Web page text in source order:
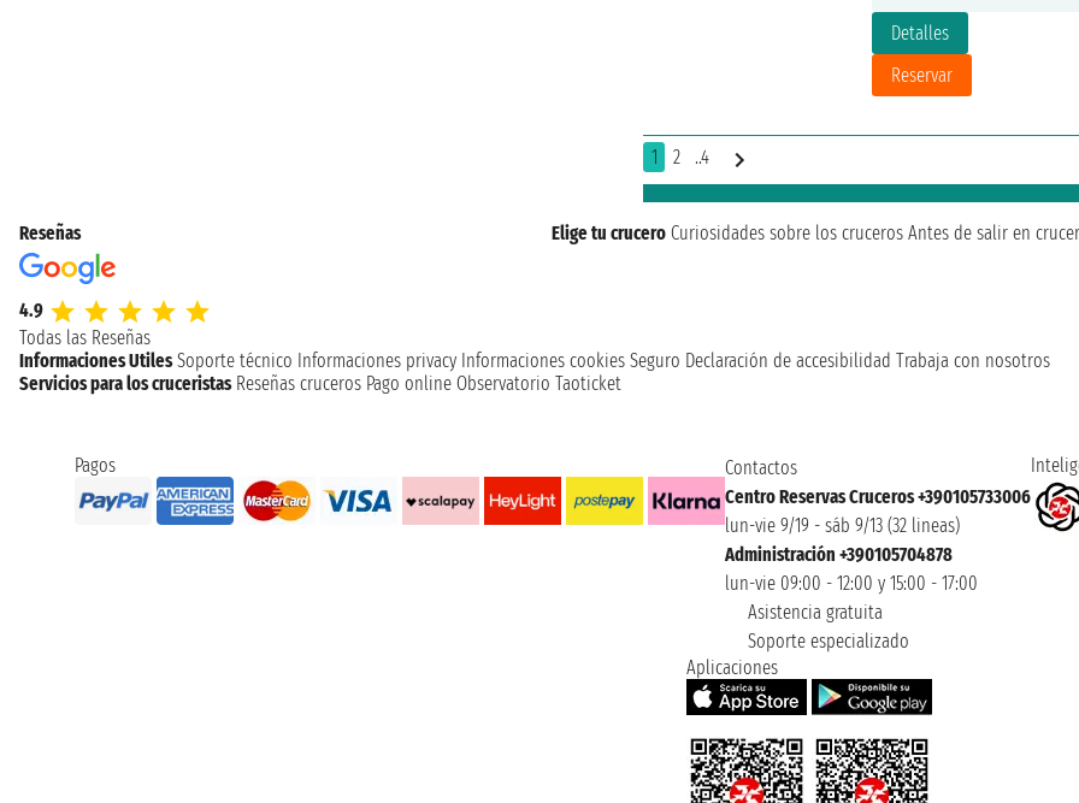
Detalles
Reservar
1 2 ..4
Reseñas
4.9
Todas las Reseñas
Elige tu crucero Curiosidades sobre los cruceros Antes de salir en
Informaciones Utiles Soporte técnico Informaciones privacy Informaciones cookies Seguro Declaración de accesibilidad Trabaja con nosotros
Servicios para los cruceristas Reseñas cruceros Pago online Observatorio Taoticket
Pagos
Contactos
Centro Reservas Cruceros +390105733006
lun-vie 9/19 - sáb 9/13 (32 lineas)
Administración +390105704878
lun-vie 09:00 - 12:00 y 15:00 - 17:00
Asistencia gratuita
Soporte especializado
Aplicaciones